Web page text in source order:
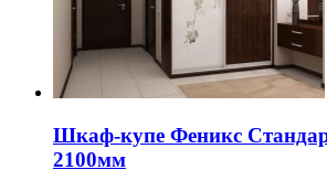
Шкаф-купе Феникс
2100мм